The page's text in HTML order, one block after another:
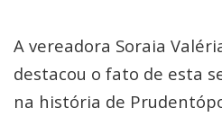
A vereadora Soraia
destacou o fato de esta
na história de